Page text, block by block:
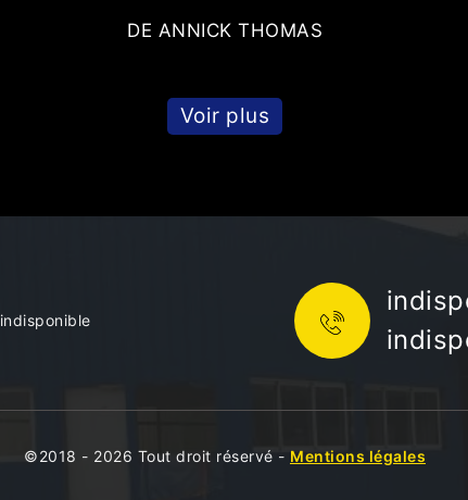
DE ANNICK THOMAS
Voir plus
indisponible
©2018 - 2026 Tout droit réservé - Mentions légales